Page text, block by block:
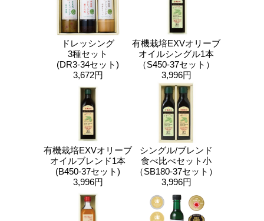
ドレッシング
3種セット
(DR3-34セット)
3,672円
有機栽培EXVオリーブ
オイルシングル1本
（S450-37セット）
3,996円
有機栽培EXVオリーブ
オイルブレンド1本
(B450-37セット)
3,996円
シングル/ブレンド
食べ比べセット小
（SB180-37セット）
3,996円